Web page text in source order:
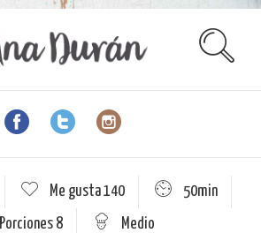
Me gusta140 50min
Porciones 8 Medio